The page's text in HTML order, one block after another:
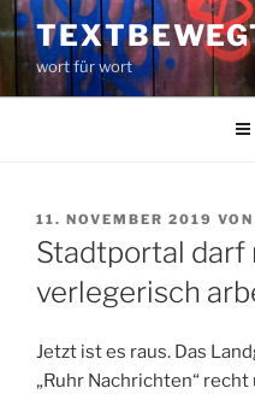
Zum
Inhalt
springenwort für wort
VERÖFFENTLICHT
AM
11. NOVEMBER 2019 VON
Stadtportal darf
verlegerisch
Jetzt ist es raus. Das
„Ruhr Nachrichten“